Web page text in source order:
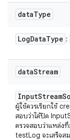
dataType
LogDataType :
dataStream
InputStream
ผู้ใช้ควรเรียกใช้
สอบว่าได้ปิด
ตรวจสอบว่าแหล่งที่
testLog จะเสร็จ